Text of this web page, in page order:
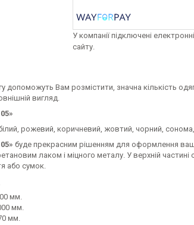
У компанії підключені
сайту.
допоможуть Вам розмістити, значна кількість
вигляд.
рожевий, коричневий, жовтий, чорний, сонома,
буде прекрасним рішенням для оформлення
лаком і міцного металу. У верхній
або сумок.
мм.
мм.
мм.